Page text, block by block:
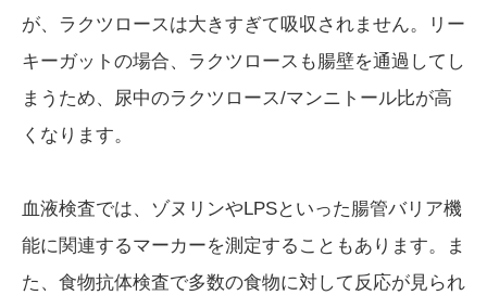
が、ラクツロースは大きすぎて吸収されません。リー
キーガットの場合、ラクツロースも腸壁を通過してし
まうため、尿中のラクツロース/マンニトール比が高
くなります。
血液検査では、ゾヌリンやLPSといった腸管バリア機
能に関連するマーカーを測定することもあります。ま
た、食物抗体検査で多数の食物に対して反応が見られ